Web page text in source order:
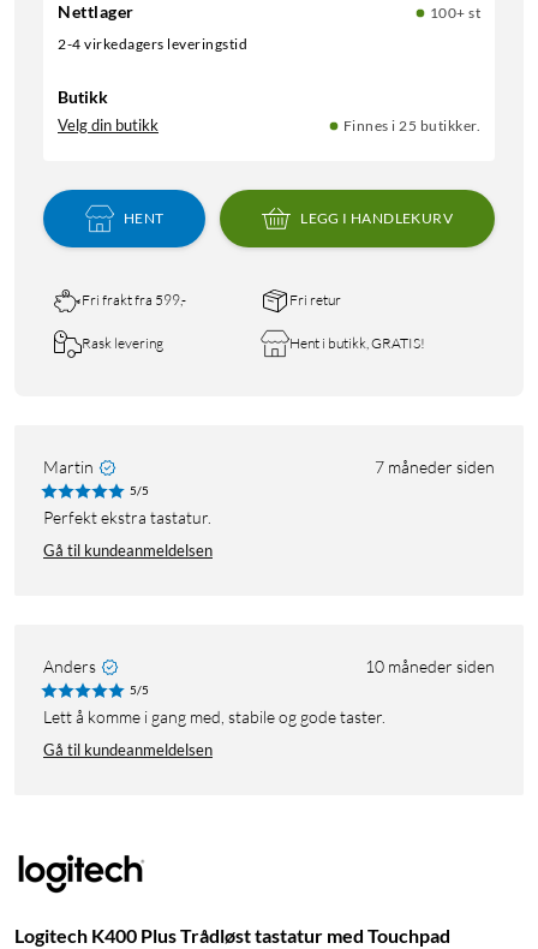
Nettlager
100+ st
2-4 virkedagers leveringstid
Butikk
Velg din butikk Finnes i 25 butikker.
HENT LEGG I HANDLEKURV
Fri frakt fra 599,- Fri retur
Rask levering Hent i butikk, GRATIS!
Martin 7 måneder siden
5/5
Perfekt ekstra tastatur.
Gå til kundeanmeldelsen
Anders 10 måneder siden
5/5
Lett å komme i gang med, stabile og gode taster.
Gå til kundeanmeldelsen
Logitech K400 Plus Trådløst tastatur med Touchpad